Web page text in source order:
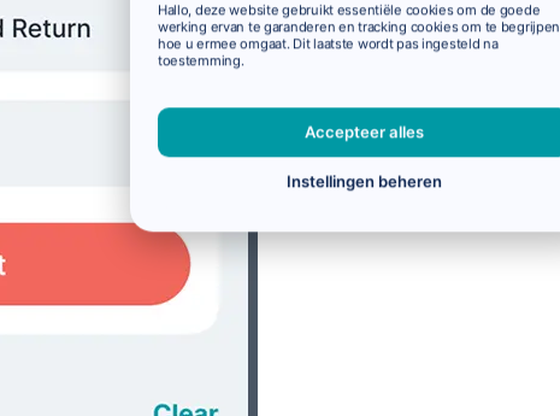
Hallo, deze website gebruikt essentiële cookies om de goede
werking ervan te garanderen en tracking cookies om te begrijpen
hoe u ermee omgaat. Dit laatste wordt pas ingesteld na
toestemming.
Accepteer alles
Instellingen beheren